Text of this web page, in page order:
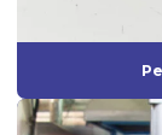
Fábrica de peças
Fabricação de
Fabricação de